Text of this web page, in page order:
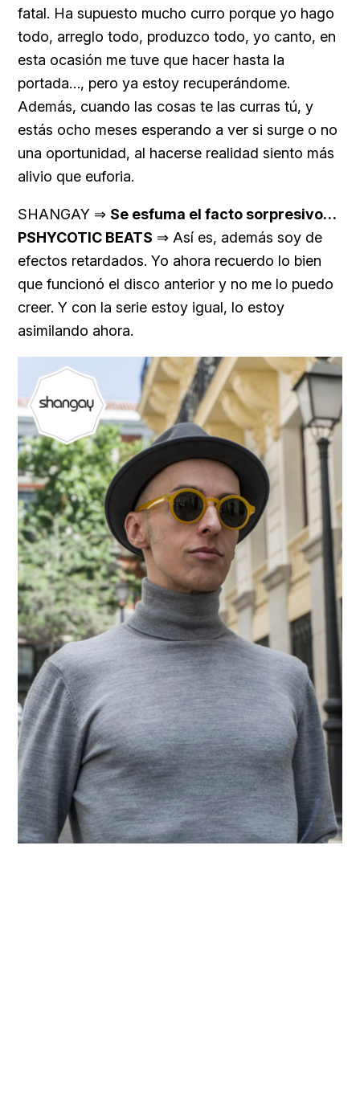
fatal. Ha supuesto mucho curro porque yo hago
todo, arreglo todo, produzco todo, yo canto, en
esta ocasión me tuve que hacer hasta la
portada…, pero ya estoy recuperándome.
Además, cuando las cosas te las curras tú, y
estás ocho meses esperando a ver si surge o no
una oportunidad, al hacerse realidad siento más
alivio que euforia.
SHANGAY ⇒ Se esfuma el facto sorpresivo…
PSHYCOTIC BEATS ⇒ Así es, además soy de
efectos retardados. Yo ahora recuerdo lo bien
que funcionó el disco anterior y no me lo puedo
creer. Y con la serie estoy igual, lo estoy
asimilando ahora.